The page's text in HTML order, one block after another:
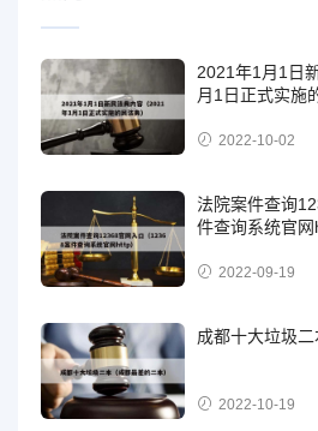
2021年1月1日
月1日正式实施
2022-10-02
法院案件查询
件查询系统官网
2022-09-19
成都十大垃圾二
2022-10-19